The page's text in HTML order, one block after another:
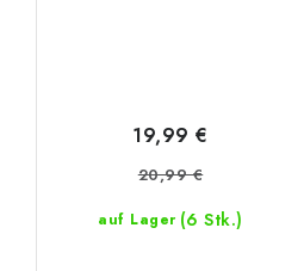
auf Lager (6 Stk.)
19,99 €
20,99 €